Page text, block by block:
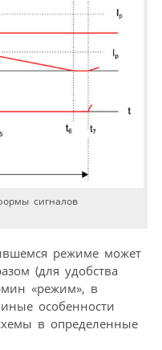
сигналов
режиме может
(для удобства
«режим», в
особенности
в определенные